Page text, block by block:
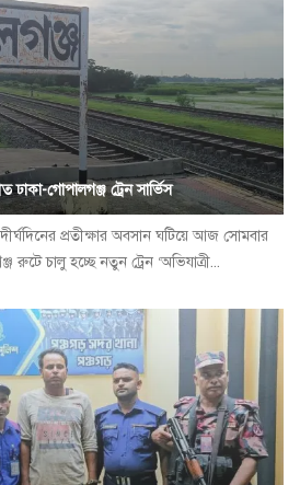
ঢাকা-গোপালগঞ্জ ট্রেন সার্ভিস
প্রতীক্ষার অবসান ঘটিয়ে আজ সোমবার
চালু হচ্ছে নতুন ট্রেন ‘অভিযাত্রী...